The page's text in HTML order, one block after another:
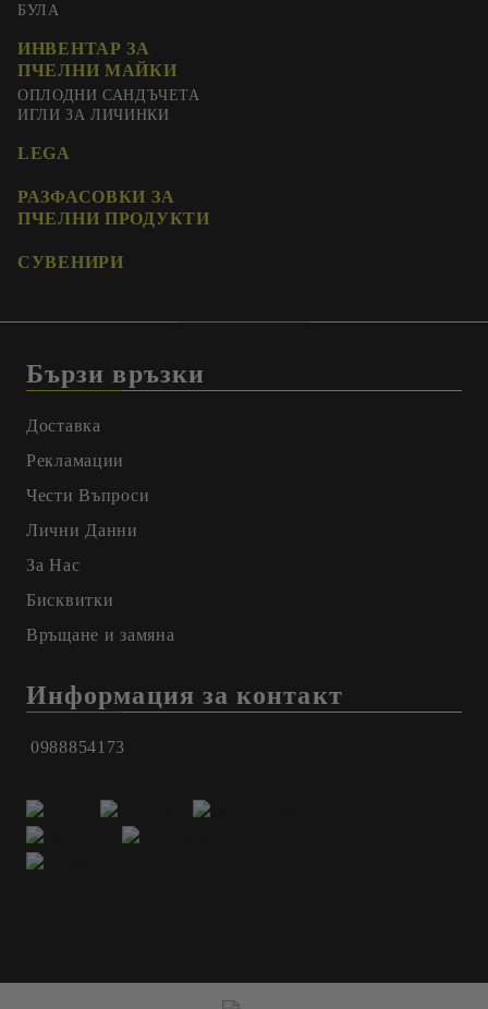
БУЛА
ИНВЕНТАР ЗА
ПЧЕЛНИ МАЙКИ
ОПЛОДНИ САНДЪЧЕТА
ИГЛИ ЗА ЛИЧИНКИ
LEGA
РАЗФАСОВКИ ЗА
ПЧЕЛНИ ПРОДУКТИ
СУВЕНИРИ
Бързи връзки
Доставка
Рекламации
Чести Въпроси
Лични Данни
За Нас
Бисквитки
Връщане и замяна
Информация за контакт
0988854173